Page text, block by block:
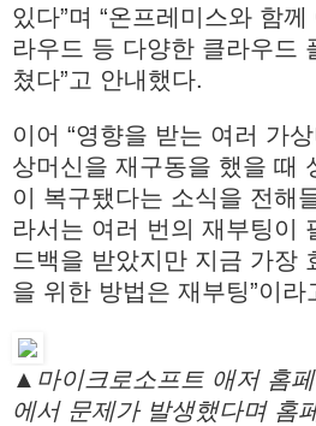
있다”며 “온프레미스와 함
라우드 등 다양한 클라우드
쳤다”고 안내했다.
이어 “영향을 받는 여러 가
상머신을 재구동을 했을 때
이 복구됐다는 소식을 전해
라서는 여러 번의 재부팅이
드백을 받았지만 지금 가장
을 위한 방법은 재부팅”이라
▲마이크로소프트 애저 홈
에서 문제가 발생했다며 홈